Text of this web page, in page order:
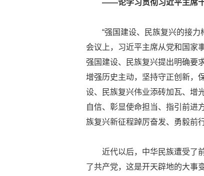
——论学习贯彻习近平主席
“强国建设、民族复兴的接
会议上，习近平主席从党和国家
强国建设、民族复兴提出明确要
增强历史主动，坚持守正创新，
设、民族复兴伟业添砖加瓦、增
自信、彰显使命担当、指引前进
族复兴新征程踔厉奋发、勇毅前行
近代以后，中华民族遭受了
了共产党，这是开天辟地的大事